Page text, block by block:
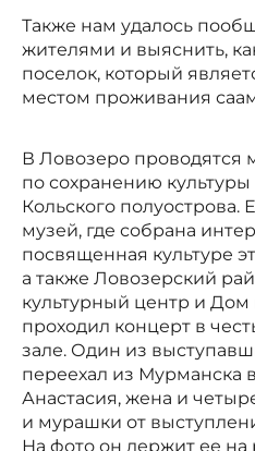
Также нам удалось
жителями и выяснить,
поселок, который
местом проживания
В Ловозеро проводятся
по сохранению
Кольского полуострова.
музей, где собрана
посвященная культуре
а также Ловозерский
культурный центр и Дом
проходил концерт в
зале. Один из
переехал из Мурманска
Анастасия, жена и
и мурашки от
На фото он держит ее на